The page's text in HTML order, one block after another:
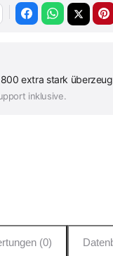
extra stark
inklusive.
(0)